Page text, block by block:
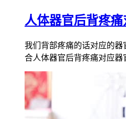
人体器官后背疼
我们背部疼痛的话对应的
合人体器官后背疼痛对应